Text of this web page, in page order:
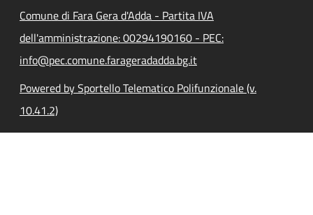
Comune di Fara Gera d'Adda - Partita IVA
dell'amministrazione: 00294190160 - PEC:
info@pec.comune.farageradadda.bg.it
Powered by Sportello Telematico Polifunzionale (v.
10.41.2)